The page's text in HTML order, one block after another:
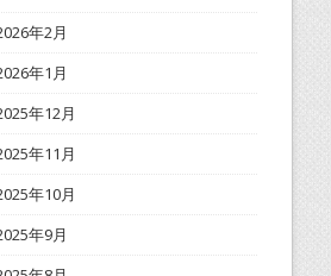
年2月
年1月
年12月
年11月
年10月
年9月